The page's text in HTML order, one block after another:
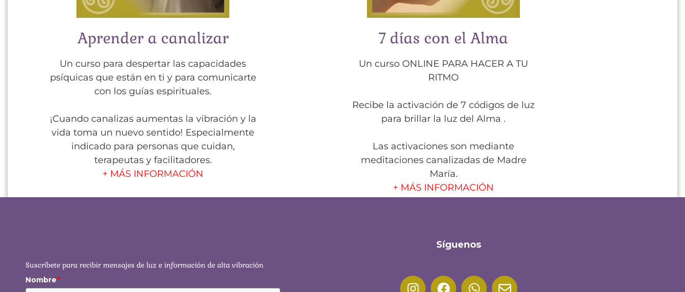
Aprender a canalizar
Un curso para despertar las capacidades
psíquicas que están en ti y para comunicarte
con los guías espirituales.
¡Cuando canalizas aumentas la vibración y la
vida toma un nuevo sentido! Especialmente
indicado para personas que cuidan,
terapeutas y facilitadores.
+ MÁS INFORMACIÓN
7 días con el Alma
Un curso ONLINE PARA HACER A TU
RITMO
Recibe la activación de 7 códigos de luz
para brillar la luz del Alma .
Las activaciones son mediante
meditaciones canalizadas de Madre
María.
+ MÁS INFORMACIÓN
Suscríbete para recibir mensajes de luz e información de alta vibración
Nombre*
Síguenos